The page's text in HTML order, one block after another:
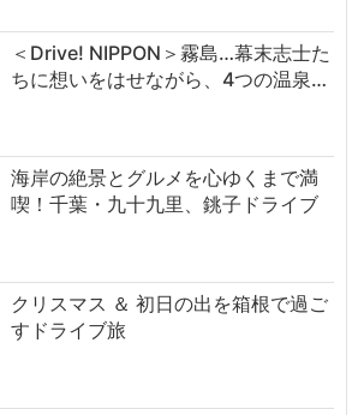
＜Drive! NIPPON＞霧島…幕末志士た
ちに想いをはせながら、4つの温泉…
海岸の絶景とグルメを心ゆくまで満
喫！千葉・九十九里、銚子ドライブ
クリスマス ＆ 初日の出を箱根で過ご
すドライブ旅